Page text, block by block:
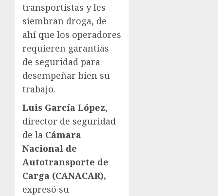
transportistas y les
siembran droga, de
ahí que los operadores
requieren garantías
de seguridad para
desempeñar bien su
trabajo.
Luis García López,
director de seguridad
de la Cámara
Nacional de
Autotransporte de
Carga (CANACAR),
expresó su